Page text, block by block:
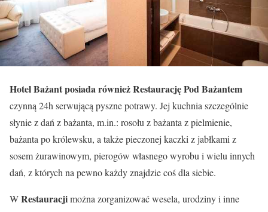
Hotel Bażant posiada również Restaurację Pod Bażantem
czynną 24h serwującą pyszne potrawy. Jej kuchnia szczególnie
słynie z dań z bażanta, m.in.: rosołu z bażanta z pielmienie,
bażanta po królewsku, a także pieczonej kaczki z jabłkami z
sosem żurawinowym, pierogów własnego wyrobu i wielu innych
dań, z których na pewno każdy znajdzie coś dla siebie.
WRestauracjimożna zorganizować wesela, urodziny i inne